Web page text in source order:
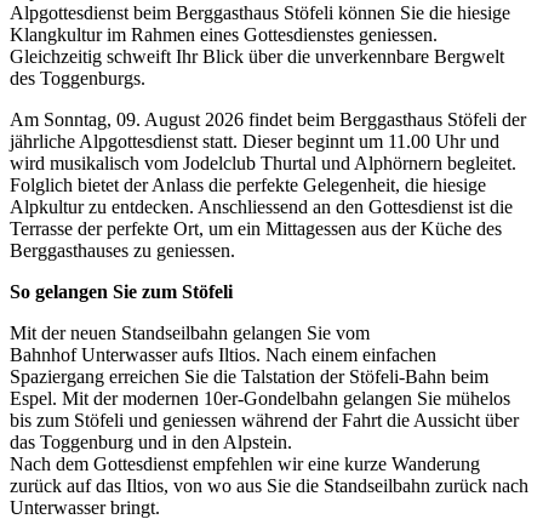
Alpgottesdienst beim Berggasthaus Stöfeli können Sie die hiesige
Klangkultur im Rahmen eines Gottesdienstes geniessen.
Gleichzeitig schweift Ihr Blick über die unverkennbare Bergwelt
des Toggenburgs.
Am Sonntag, 09. August 2026 findet beim Berggasthaus Stöfeli der
jährliche Alpgottesdienst statt. Dieser beginnt um 11.00 Uhr und
wird musikalisch vom Jodelclub Thurtal und Alphörnern begleitet.
Folglich bietet der Anlass die perfekte Gelegenheit, die hiesige
Alpkultur zu entdecken. Anschliessend an den Gottesdienst ist die
Terrasse der perfekte Ort, um ein Mittagessen aus der Küche des
Berggasthauses zu geniessen.
So gelangen Sie zum Stöfeli
Mit der neuen Standseilbahn gelangen Sie vom
Bahnhof Unterwasser aufs Iltios. Nach einem einfachen
Spaziergang erreichen Sie die Talstation der Stöfeli-Bahn beim
Espel. Mit der modernen 10er-Gondelbahn gelangen Sie mühelos
bis zum Stöfeli und geniessen während der Fahrt die Aussicht über
das Toggenburg und in den Alpstein.
Nach dem Gottesdienst empfehlen wir eine kurze Wanderung
zurück auf das Iltios, von wo aus Sie die Standseilbahn zurück nach
Unterwasser bringt.